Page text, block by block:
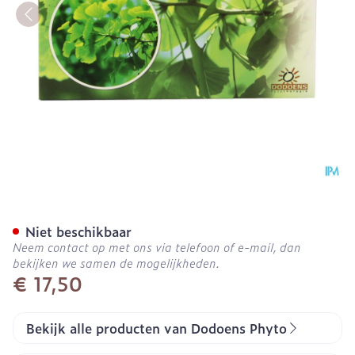
€ 17,50
Niet beschikbaar
Neem contact op met ons via telefoon of e-mail, dan
bekijken we samen de mogelijkheden.
Bekijk alle producten van Dodoens Phyto